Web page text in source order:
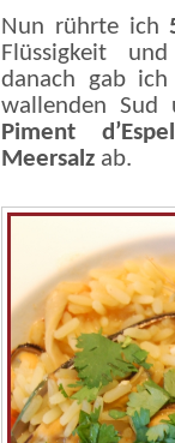
Nun rührte ich
Flüssigkeit
danach gab
wallenden
Piment
Meersalz ab.